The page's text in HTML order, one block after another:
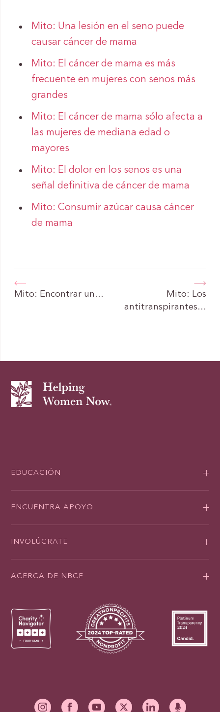
Mito: Una lesión en el seno puede
causar cáncer de mama
Mito: El cáncer de mama es más
frecuente en mujeres con senos más
grandes
Mito: El cáncer de mama sólo afecta a
las mujeres de mediana edad o
mayores
Mito: El dolor en los senos es una
señal definitiva de cáncer de mama
Mito: Consumir azúcar causa cáncer
de mama
Mito: Encontrar un…
Mito: Los
antitranspirantes…
EDUCACIÓN
ENCUENTRA APOYO
INVOLÚCRATE
ACERCA DE NBCF